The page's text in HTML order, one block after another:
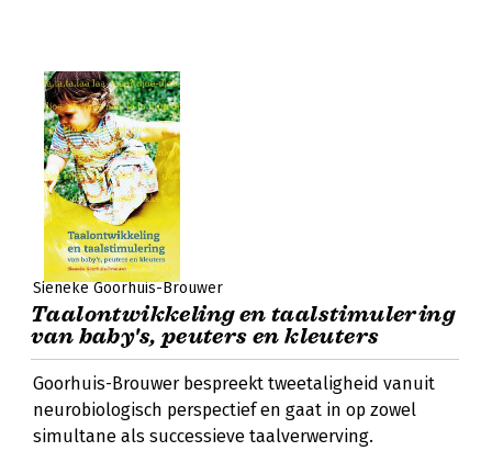
Sieneke Goorhuis-Brouwer
Taalontwikkeling en taalstimulering
van baby's, peuters en kleuters
Goorhuis-Brouwer bespreekt tweetaligheid vanuit
neurobiologisch perspectief en gaat in op zowel
simultane als successieve taalverwerving.